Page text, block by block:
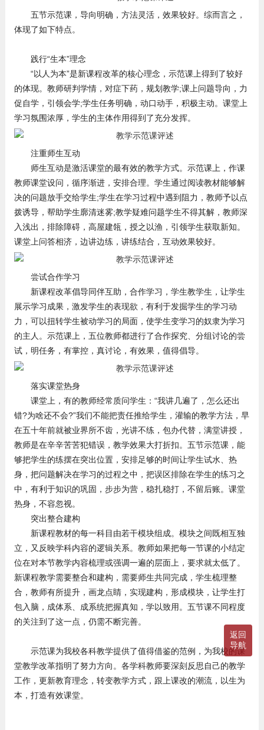
返回
导航
五节示范课，导向明确，方法灵活，效果较好。综而言之，
体现了如下特点。
践行“生本”理念
“以人为本”是新课程改革的核心理念，示范课上得到了较好
的体现。教师研判学情，对症下药，规划教学;课上问题导向，力
促自学，引领会学;学生任务明确，动口动手，积极主动。课堂上
学习氛围浓厚，学生的主体作用得到了充分发挥。
注重师生互动
师生互动是激活课堂的最有效的教学方式。示范课上，作课
教师课堂设问，循序渐进，安排合理。学生通过阅读教材能够解
决的问题放手交给学生;学生在学习过程中遇到阻力，教师予以点
拨诱导，帮助学生廓清迷雾;教学疑难问题学生不得其解，教师深
入浅出，排除障碍，高屋建瓴，授之以渔，引领学生获取新知。
课堂上问答相济，边讲边练，讲练结合，互动效果较好。
尝试合作学习
新课程改革倡导同伴互助，合作学习，学生教学生，让学生
展示学习成果，激发学生的表现欲，有利于发掘学生的学习动
力，可以扭转学生被动学习的局面，使学生变学习的奴隶为学习
的主人。示范课上，五位教师都进行了合作探究、分组讨论的尝
试，明任务，有掌控，真讨论，有效果，值得倡导。
落实课堂热身
课堂上，有的教师经常质问学生：“我讲几遍了，怎么还出
错?为啥还不会?”我们不能把责任推给学生，灌输的教学方法，早
在五十年前就被业界所不齿，光讲不练，包办代替，满堂讲授，
教师是在辛辛苦苦犯错误，教学效果大打折扣。五节示范课，能
够把学生的练摆在突出位置，安排足够的时间让学生试水、热
身，把问题解决在学习的过程之中，把误区排除在学生的练习之
中，有利于知识的巩固，步步为营，稳扎稳打，不留后账。课堂
热身，不容忽视。
突出整合建构
新课程教材的每一科目由若干模块组成。模块之间既相互独
立，又反映学科内容的逻辑关系。教师如果把每一节课的小结定
位在对本节教学内容梳理或强调一遍的层面上，要求就太低了。
新课程教学需要整合和建构，需要师生共同完成，学生梳理整
合，教师有所提升，画龙点睛，实现建构，形成模块，让学生打
包入脑，成体系、成系统把握真知，学以致用。五节课不同程度
的关注到了这一点，仍需不断完善。
示范课为我校各科教学提供了值得借鉴的范例，为我校的课
堂教学改革指明了努力方向。各学科教师要深刻反思自己的教学
工作，更新教育理念，转变教学方式，跟上课改的潮流，以生为
本，打造有效课堂。